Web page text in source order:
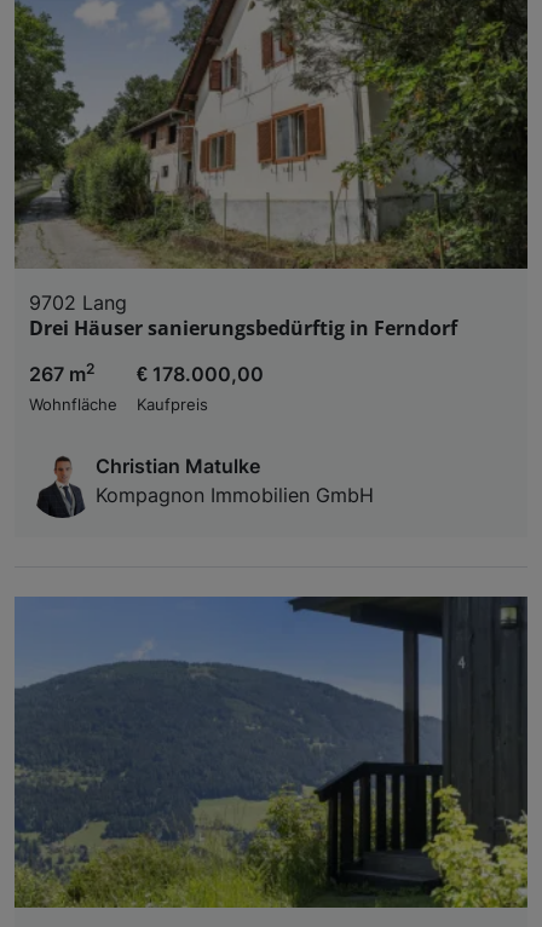
9702 Lang
Drei Häuser sanierungsbedürftig in Ferndorf
267 m2
Wohnfläche
€ 178.000,00
Kaufpreis
Christian Matulke
Kompagnon Immobilien GmbH